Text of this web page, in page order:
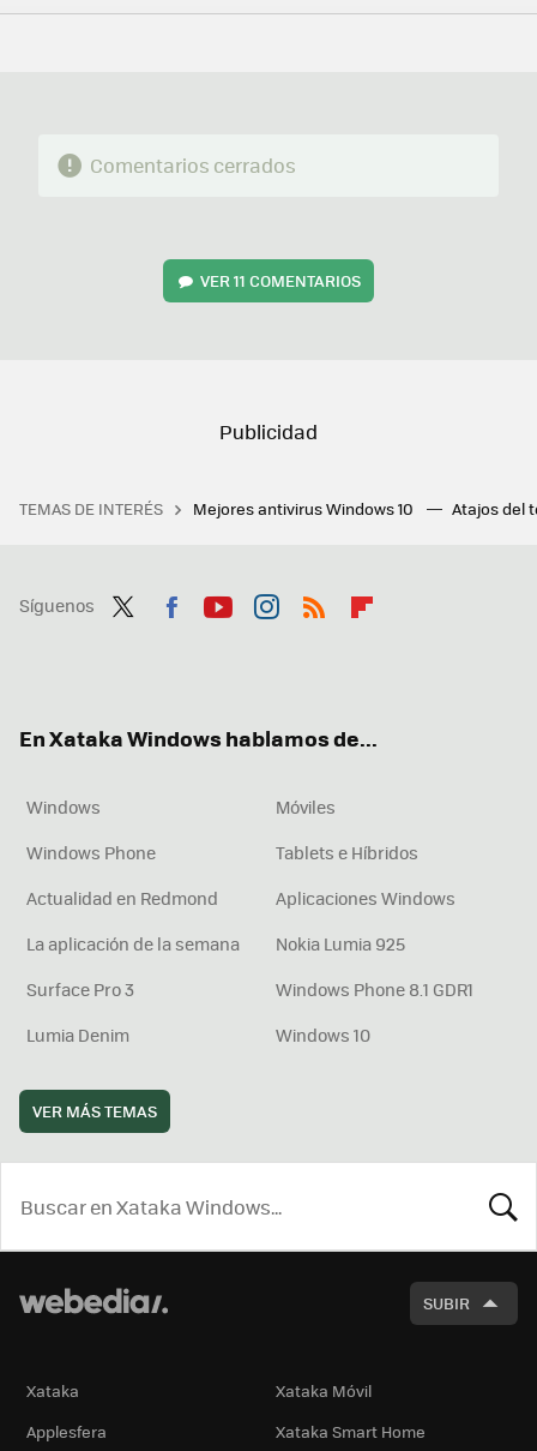
FACEBOOK
TWITTERFLIPBOARD
E-
WHATSAPP
Comentarios cerrados
VER11 COMENTARIOS
TEMAS DE INTERÉS Mejores antivirus Windows 10 Atajos del
Síguenos
En Xataka Windows hablamos de...
Windows
Móviles
Windows Phone
Tablets e Híbridos
Actualidad en Redmond
Aplicaciones Windows
La aplicación de la semana
Nokia Lumia 925
Surface Pro 3
Windows Phone 8.1 GDR1
Lumia Denim
Windows 10
VER MÁS TEMAS
SUBIR
Xataka
Xataka Móvil
Applesfera
Xataka Smart Home